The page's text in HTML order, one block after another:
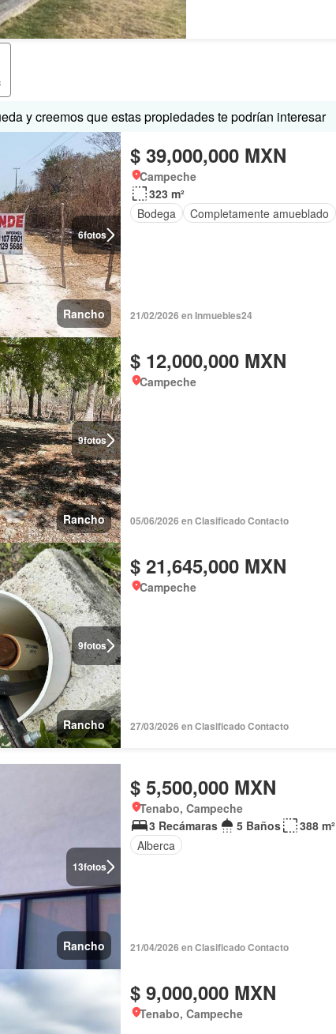
y creemos que estas propiedades te podrían interesar
6fotos
Rancho
$ 39,000,000 MXN
Campeche
323 m²
Bodega
Completamente amueblado
21/02/2026 en Inmuebles24
9fotos
Rancho
$ 12,000,000 MXN
Campeche
05/06/2026 en Clasificado Contacto
9fotos
Rancho
$ 21,645,000 MXN
Campeche
27/03/2026 en Clasificado Contacto
13fotos
Rancho
$ 5,500,000 MXN
Tenabo, Campeche
3 Recámaras
5 Baños
388 m²
Alberca
21/04/2026 en Clasificado Contacto
$ 9,000,000 MXN
Tenabo, Campeche